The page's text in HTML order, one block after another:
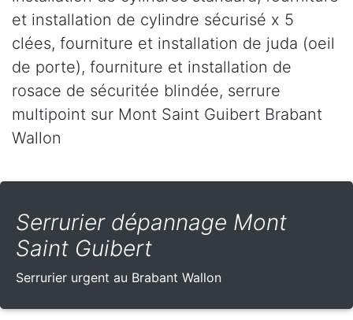
et installation de cylindre sécurisé x 5
clées, fourniture et installation de juda (oeil
de porte), fourniture et installation de
rosace de sécuritée blindée, serrure
multipoint sur Mont Saint Guibert Brabant
Wallon
Serrurier dépannage Mont
Saint Guibert
Serrurier urgent au Brabant Wallon